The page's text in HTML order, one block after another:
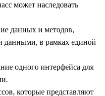
может наследовать
данных и методов,
данными, в рамках единой
одного интерфейса для
которые представляют